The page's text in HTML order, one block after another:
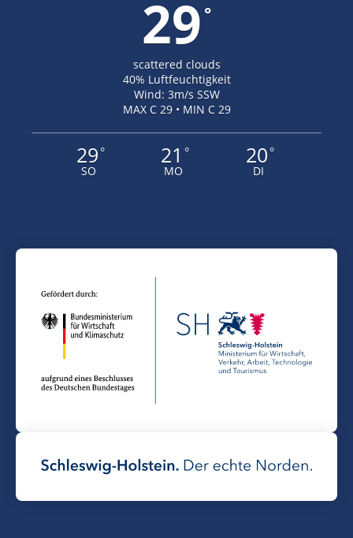
29 °
scattered clouds
40% Luftfeuchtigkeit
Wind: 3m/s SSW
MAX C 29 • MIN C 29
29 °
SO
21 °
MO
20 °
DI